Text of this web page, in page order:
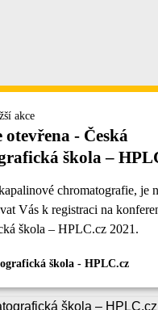
akce
otevřena - Česká
škola –
chromatografie, je
Vás k registraci na
škola – HPLC.cz 2021.
škola - HPLC.cz